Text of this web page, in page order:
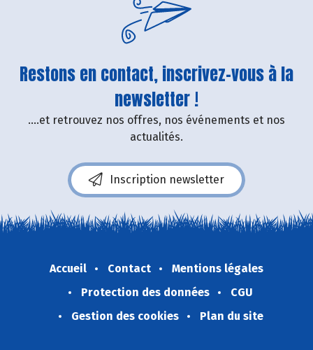
Restons en contact, inscrivez-vous à la
newsletter !
....et retrouvez nos offres, nos événements et nos
actualités.
Inscription newsletter
Accueil Contact
Mentions légales
Protection des données
CGU
Gestion des cookies
Plan du site